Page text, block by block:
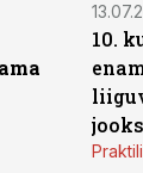
10.